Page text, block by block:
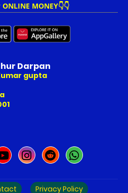
ONLINE MONEY👇👇
Darpan
gupta
Privacy Policy